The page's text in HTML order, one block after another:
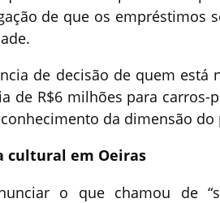
de que os empréstimos
de decisão de quem está
de R$6 milhões para carros-
da dimensão do
cultural em Oeiras
o que chamou de